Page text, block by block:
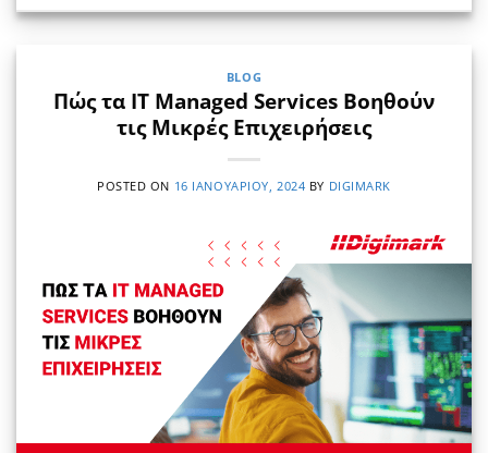
BLOG
Πώς τα IT Managed Services Βοηθούν
τις Μικρές Επιχειρήσεις
POSTED ON 16 ΙΑΝΟΥΑΡΊΟΥ, 2024 BY DIGIMARK